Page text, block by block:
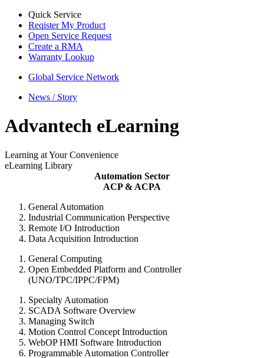
Quick Service
Reqister My Product
Open Service Request
Create a RMA
Warranty Lookup
Global Service Network
News / Story
Advantech eLearning
Learning at Your Convenience
eLearning Library
Automation Sector
ACP & ACPA
General Automation
Industrial Communication Perspective
Remote I/O Introduction
Data Acquisition Introduction
General Computing
Open Embedded Platform and Controller
(UNO/TPC/IPPC/FPM)
Specialty Automation
SCADA Software Overview
Managing Switch
Motion Control Concept Introduction
WebOP HMI Software Introduction
Programmable Automation Controller